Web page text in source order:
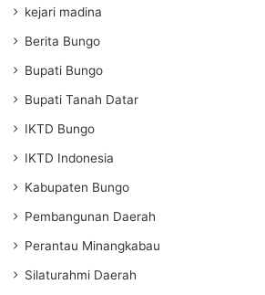
kejari madina
Berita Bungo
Bupati Bungo
Bupati Tanah Datar
IKTD Bungo
IKTD Indonesia
Kabupaten Bungo
Pembangunan Daerah
Perantau Minangkabau
Silaturahmi Daerah